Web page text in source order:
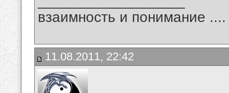
взаимность и понимание
11.08.2011, 22:42